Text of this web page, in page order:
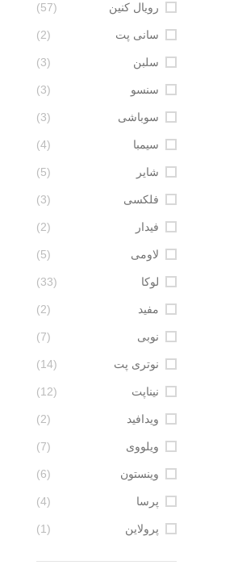
رویال کنین (57)
سانی پت (2)
سلبن (3)
سنسو (3)
سوباشی (3)
سیمبا (4)
شایر (5)
فلکسی (3)
فیدار (2)
لاومی (5)
لوکا (33)
مفید (2)
نوبی (7)
نوتری پت (14)
نیناپت (12)
ویدافید (2)
ویلووی (7)
وینستون (6)
پرسا (4)
پرولاین (1)